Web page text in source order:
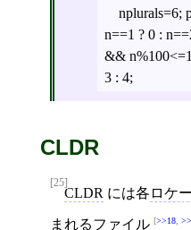
nplurals=6;
n==1 ? 0 :
&&
3 : 4;
CLDR
[25]
CLDR には各 ロケ
まれるファイル >>18